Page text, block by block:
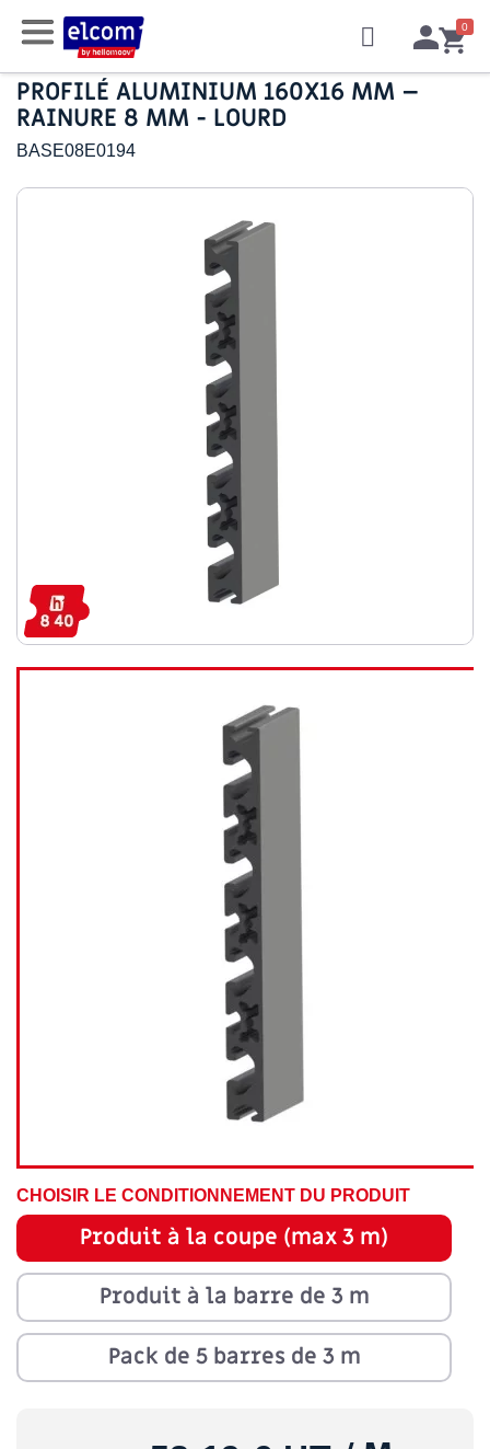
PROFILÉ ALUMINIUM 160X16 MM –
RAINURE 8 MM - LOURD
BASE08E0194
CHOISIR LE CONDITIONNEMENT DU PRODUIT
Produit à la coupe (max 3 m)
Produit à la barre de 3 m
Pack de 5 barres de 3 m